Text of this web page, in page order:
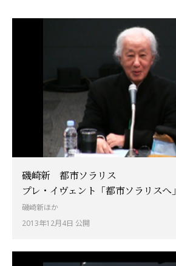
磯崎新 都市ソラリス
プレ・イヴェント「都市ソラリスへ」
磯崎新ほか
2013年12月4日 公開